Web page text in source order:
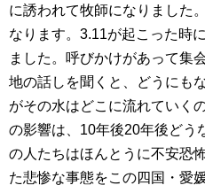
に誘われて牧師になりました
なります。3.11が起こった時
ました。呼びかけがあって集
地の話しを聞くと、どうにも
がその水はどこに流れていく
の影響は、10年後20年後どう
の人たちはほんとうに不安恐
た悲惨な事態をこの四国・愛